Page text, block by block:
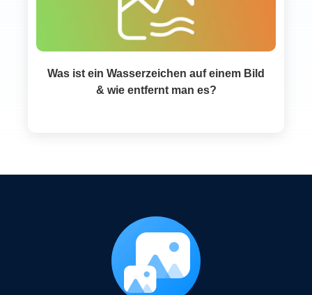
Was ist ein Wasserzeichen auf einem Bild
& wie entfernt man es?